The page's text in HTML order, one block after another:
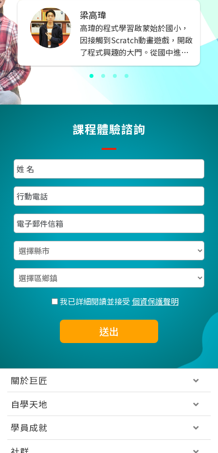
講師，並在長庚醫院、高雄醫
學大學、健保署、中鋼、高雄
縣政府、台糖、以及高雄捷運
公司等機構都擔任過講師，積
極協助各單位培訓程式開發人
員。
梁高瑋
高瑋的程式學習啟蒙始於國小，
因接觸到Scratch動畫遊戲，開啟
了程式興趣的大門。從國中進入
巨匠電腦，一路學習Python、
C、Java等程式語言，在高二時
的優異成績。這不只是為他自己
票；現在正是AI浪潮的前線，擁
有軟體開發技能，更是讓自己在
未來的AI競爭中贏得先機！...
課程體驗諮詢
我已詳細閱讀並接受 個資保護聲明
送出
關於巨匠
自學天地
學員成就